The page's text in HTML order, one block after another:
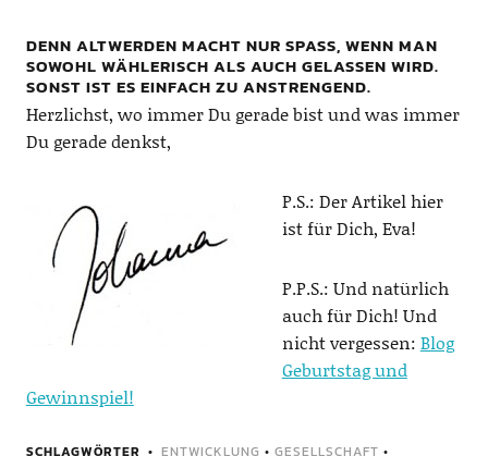
DENN ALTWERDEN MACHT NUR SPASS, WENN MAN S
OWOHL WÄHLERISCH ALS AUCH GELASSEN WIRD. S
ONST IST ES EINFACH ZU ANSTRENGEND.
Herzlichst, wo immer Du gerade bist und was immer
Du gerade denkst,
P.S.: Der Artikel hier
ist für Dich, Eva!
P.P.S.: Und natürlich
auch für Dich! Und
nicht vergessen: Blog
Geburtstag und
Gewinnspiel!